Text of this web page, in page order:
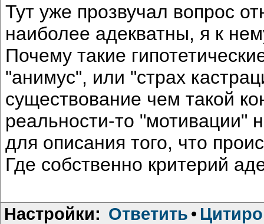
Тут уже прозвучал вопрос
наиболее адекватны, я к
Почему такие
"анимус", или "страх
существование чем такой
реальности-то "мотивации"
для описания того, что
Где собственно критерий
Настройки: Ответить •